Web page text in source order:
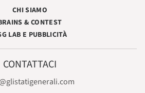
CHI SIAMO
& CONTEST
LAB E PUBBLICITÀ
CONTATTACI